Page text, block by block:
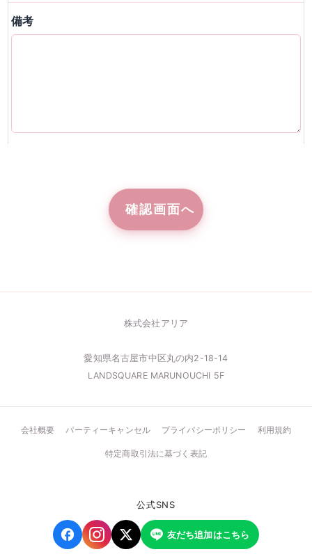
備考
株式会社アリア
愛知県名古屋市中区丸の内2-18-14
LANDSQUARE MARUNOUCHI 5F
会社概要 パーティーキャンセル プライバシーポリシー 利用規約
特定商取引法に基づく表記
公式SNS
友だち追加はこちら